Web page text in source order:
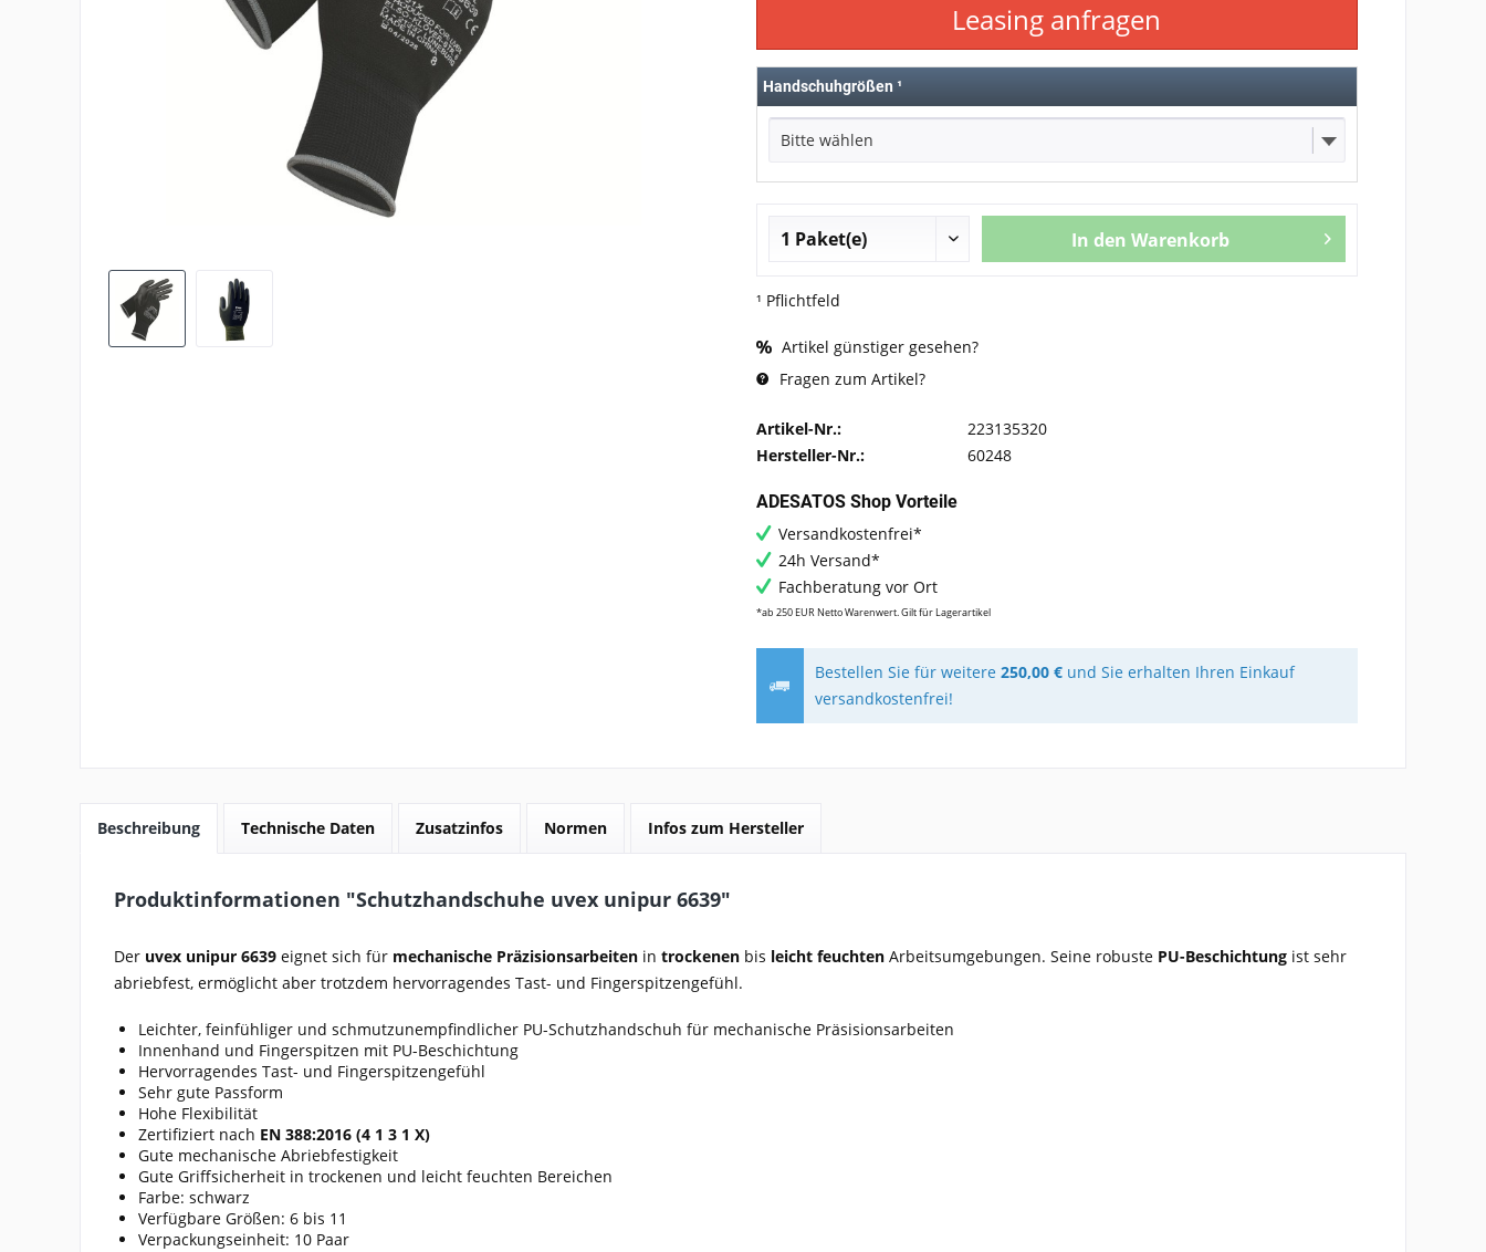
Leasing anfragen
Handschuhgrößen ¹
Bitte wählen
In den Warenkorb
¹ Pflichtfeld
Artikel günstiger gesehen?
Fragen zum Artikel?
Artikel-Nr.:
223135320
Hersteller-Nr.:
60248
ADESATOS Shop Vorteile
Versandkostenfrei*
24h Versand*
Fachberatung vor Ort
*ab 250 EUR Netto Warenwert. Gilt für Lagerartikel
Bestellen Sie für weitere250,00 € und Sie erhalten Ihren Einkauf
versandkostenfrei!
Beschreibung Technische Daten Zusatzinfos Normen Infos zum Hersteller
Produktinformationen "Schutzhandschuhe uvex unipur 6639"
Der uvex unipur 6639 eignet sich für mechanische Präzisionsarbeiten in trockenen bis leicht feuchten Arbeitsumgebungen. Seine robuste PU-Beschichtung ist sehr
abriebfest, ermöglicht aber trotzdem hervorragendes Tast- und Fingerspitzengefühl.
Leichter, feinfühliger und schmutzunempfindlicher PU-Schutzhandschuh für mechanische Präsisionsarbeiten
Innenhand und Fingerspitzen mit PU-Beschichtung
Hervorragendes Tast- und Fingerspitzengefühl
Sehr gute Passform
Hohe Flexibilität
Zertifiziert nach EN 388:2016 (4 1 3 1 X)
Gute mechanische Abriebfestigkeit
Gute Griffsicherheit in trockenen und leicht feuchten Bereichen
Farbe: schwarz
Verfügbare Größen: 6 bis 11
Verpackungseinheit: 10 Paar